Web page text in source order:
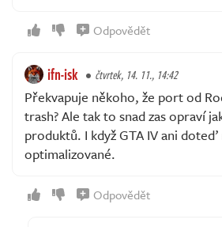
Odpovědět
ifn-isk čtvrtek, 14. 11., 14:42
Překvapuje někoho, že port od
trash? Ale tak to snad zas opraví
produktů. I když GTA IV ani
optimalizované.
Odpovědět